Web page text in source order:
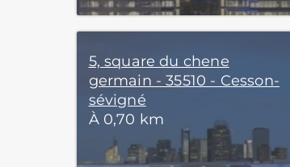
5, square du chene
germain - 35510 - Cesson-
sévigné
À 0,70 km